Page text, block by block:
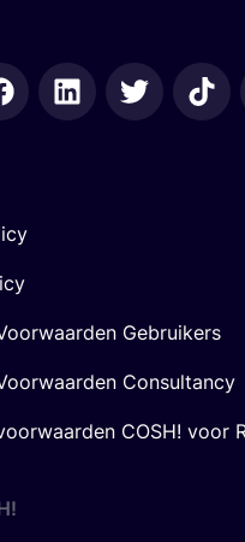
Gebruikers
Consultancy
COSH! voor
!